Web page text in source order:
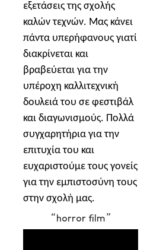
εξετάσεις της σχολής
καλών τεχνών. Μας κάνει
πάντα υπερήφανους γιατί
διακρίνεται και
βραβεύεται για την
υπέροχη καλλιτεχνική
δουλειά του σε φεστιβάλ
και διαγωνισμούς. Πολλά
συγχαρητήρια για την
επιτυχία του και
ευχαριστούμε τους γονείς
για την εμπιστοσύνη τους
στην σχολή μας.
“horror film”